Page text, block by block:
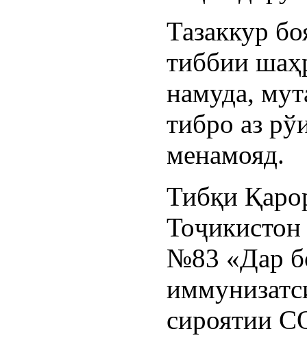
Тазаккур
тиббии
намуда,
тибро аз
менамояд.
Тибқи
№83 «Дар
сироятии